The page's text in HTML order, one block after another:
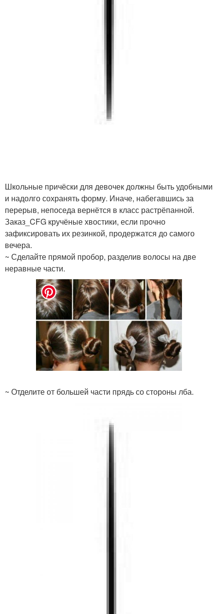
Школьные причёски для девочек должны быть удобными
и надолго сохранять форму. Иначе, набегавшись за
перерыв, непоседа вернётся в класс растрёпанной.
Заказ_CFG кручёные хвостики, если прочно
зафиксировать их резинкой, продержатся до самого
вечера.
~ Сделайте прямой пробор, разделив волосы на две
неравные части.
~ Отделите от большей части прядь со стороны лба.